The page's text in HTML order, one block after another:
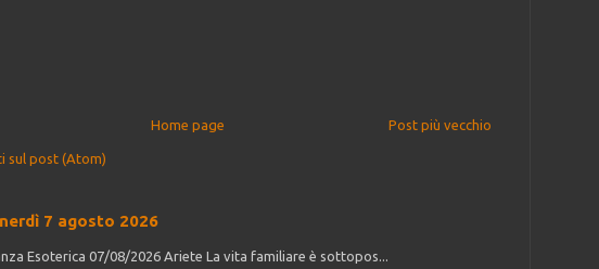
Post più vecchio
Home page
sul post (Atom)
7 agosto 2026
Esoterica 07/08/2026 Ariete La vita familiare è sottopos...